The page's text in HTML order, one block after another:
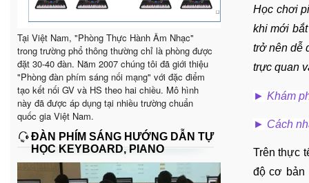
Tại Việt Nam, "Phòng Thực Hành Âm Nhạc"
trong trường phổ thông thường chỉ là phòng được
đặt 30-40 đàn. Năm 2007 chúng tôi đã giới thiệu
"Phòng đàn phím sáng nối mạng" với đặc điểm
tạo kết nối GV và HS theo hai chiều. Mô hình
này đã được áp dụng tại nhiều trường chuẩn
quốc gia Việt Nam.
ĐÀN PHÍM SÁNG HƯỚNG DẪN TỰ
HỌC KEYBOARD, PIANO
Học chơi
khi mới
trở nên dễ
trực quan
► Khám
► Cách
Trên thực
độ cơ bản